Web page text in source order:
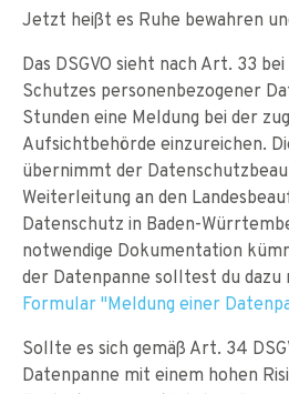
Jetzt heißt es Ruhe bewahren
Das DSGVO sieht nach Art. 33
Schutzes personenbezogener
Stunden eine Meldung bei der
Aufsichtbehörde einzureichen.
übernimmt der
Weiterleitung an den
Datenschutz in Baden-
notwendige Dokumentation
der Datenpanne solltest du
Formular "Meldung einer
Sollte es sich gemäß Art. 34
Datenpanne mit einem hohen